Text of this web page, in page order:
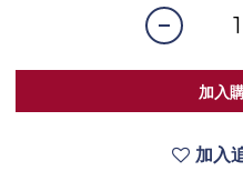
加入
加入